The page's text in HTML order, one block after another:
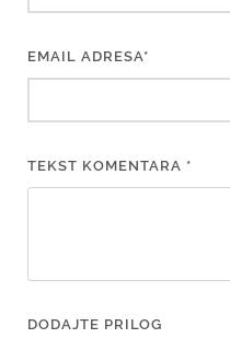
EMAIL ADRESA*
TEKST KOMENTARA *
DODAJTE PRILOG